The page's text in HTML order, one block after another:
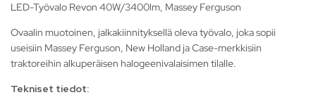
LED-Työvalo Revon 40W/3400lm, Massey Ferguson
Ovaalin muotoinen, jalkakiinnityksellä oleva työvalo, joka sopii
useisiin Massey Ferguson, New Holland ja Case-merkkisiin
traktoreihin alkuperäisen halogeenivalaisimen tilalle.
Tekniset tiedot: